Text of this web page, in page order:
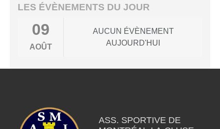
LES ÉVÈNEMENTS DU JOUR
09
AOÛT
AUCUN ÉVÈNEMENT
AUJOURD'HUI
ASS. SPORTIVE DE